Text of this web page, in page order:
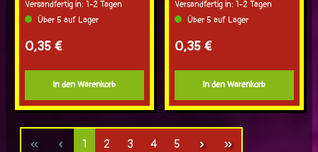
Versandfertig in: 1-2 Tagen
Über 5 auf Lager
Regulärer Preis:
0,35 €
In den Warenkorb
Versandfertig in: 1-2 Tagen
Über 5 auf Lager
Regulärer Preis:
0,35 €
In den Warenkorb
Seite
1 Seite
2 Seite
3 Seite
4 Seite
5